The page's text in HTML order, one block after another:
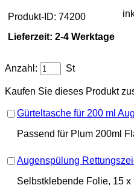
Produkt-ID: 74200
Lieferzeit: 2-4 Werktage
Anzahl: St
Kaufen Sie dieses Produkt
Gürteltasche für 200 ml
Passend für Plum 200ml
Augenspülung
Selbstklebende Folie, 15